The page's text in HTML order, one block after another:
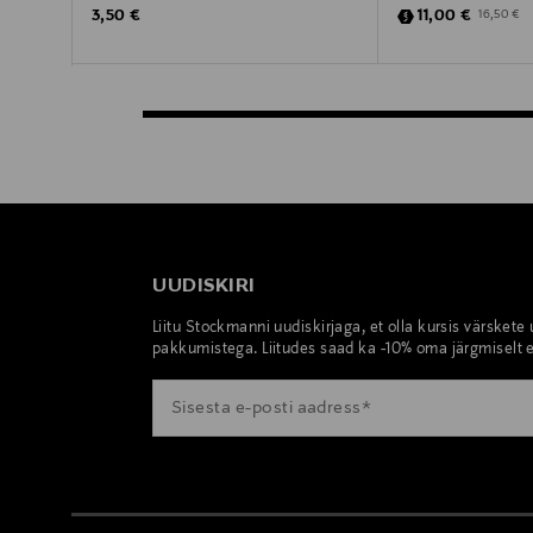
Original Price
3,50 €
Discounted Price
11,00 € Original
16,50 €
UUDISKIRI
Liitu Stockmanni uudiskirjaga, et olla kursis värskete
pakkumistega. Liitudes saad ka -10% oma järgmiselt